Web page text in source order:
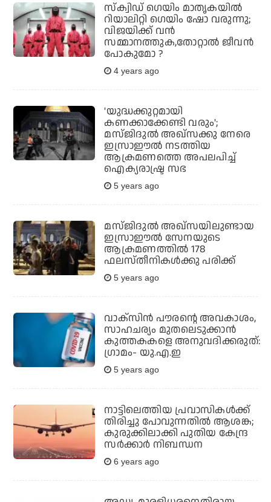
സ്‌ക്വിഡ് ഗെയിം മാതൃകയില്‍
റിയാലിറ്റി ഗെയിം ഷോ വരുന്നു;
വിജയിക്ക് വന്‍
സമ്മാനത്തുക,തോറ്റാല്‍ ജീവന്‍
പോകുമോ ?
4 years ago
'യുദ്ധക്കുറ്റമായി
കണക്കാക്കേണ്ടി വരും';
മസ്ജിദുല്‍ അഖ്സക്കു നേരെ
ഇസ്രാഈല്‍ നടത്തിയ
ആക്രമണത്തെ അപലപിച്ച്
ഐക്യരാഷ്ട്ര സഭ
5 years ago
മസ്ജിദുല്‍ അഖ്സയിലുണ്ടായ
ഇസ്രാഈല്‍ സേനയുടെ
ആക്രമണത്തില്‍ 178
ഫലസ്തീനികള്‍ക്കു പരിക്ക്
5 years ago
വാക്സിന്‍ പൗരന്റെ അവകാശം,
സാഹചര്യം മുതലെടുക്കാന്‍
കുത്തകകളെ അനുവദിക്കരുത്:
ഗ്രാമം- യു.എ.ഇ
5 years ago
നാട്ടിലെത്തിയ പ്രവാസികള്‍ക്ക്
തിരിച്ചു പോവുന്നതില്‍ ആശങ്ക;
കുരുക്കിലാക്കി പുതിയ കേന്ദ്ര
സര്‍ക്കാര്‍ നിബന്ധന
6 years ago